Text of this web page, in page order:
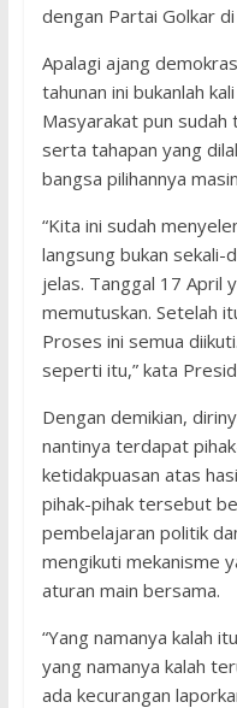
dengan Partai Golkar
Apalagi ajang
tahunan ini bukanlah
Masyarakat pun
serta tahapan yang
bangsa pilihannya
“Kita ini sudah
langsung bukan sekali-
jelas. Tanggal 17 April
memutuskan. Setelah
Proses ini semua
seperti itu,” kata
Dengan demikian,
nantinya terdapat
ketidakpuasan atas
pihak-pihak tersebut
pembelajaran politik
mengikuti mekanisme
aturan main bersama.
“Yang namanya kalah
yang namanya kalah
ada kecurangan